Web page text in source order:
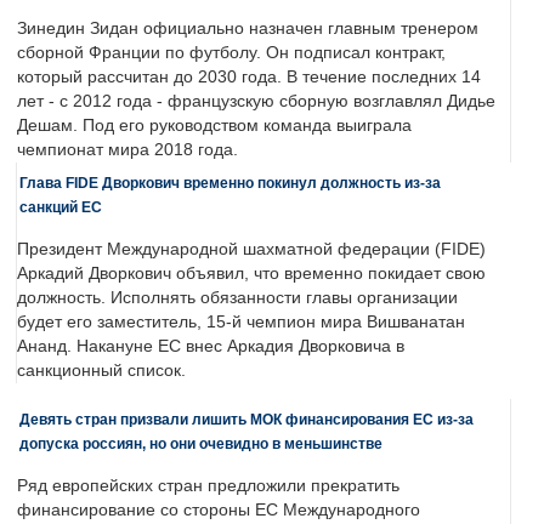
Зинедин Зидан официально назначен главным тренером
сборной Франции по футболу. Он подписал контракт,
который рассчитан до 2030 года. В течение последних 14
лет - с 2012 года - французскую сборную возглавлял Дидье
Дешам. Под его руководством команда выиграла
чемпионат мира 2018 года.
Глава FIDE Дворкович временно покинул должность из-за
санкций ЕС
Президент Международной шахматной федерации (FIDE)
Аркадий Дворкович объявил, что временно покидает свою
должность. Исполнять обязанности главы организации
будет его заместитель, 15-й чемпион мира Вишванатан
Ананд. Накануне ЕС внес Аркадия Дворковича в
санкционный список.
Девять стран призвали лишить МОК финансирования ЕС из-за
допуска россиян, но они очевидно в меньшинстве
Ряд европейских стран предложили прекратить
финансирование со стороны ЕС Международного